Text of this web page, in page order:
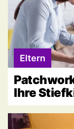
Eltern
Ihre